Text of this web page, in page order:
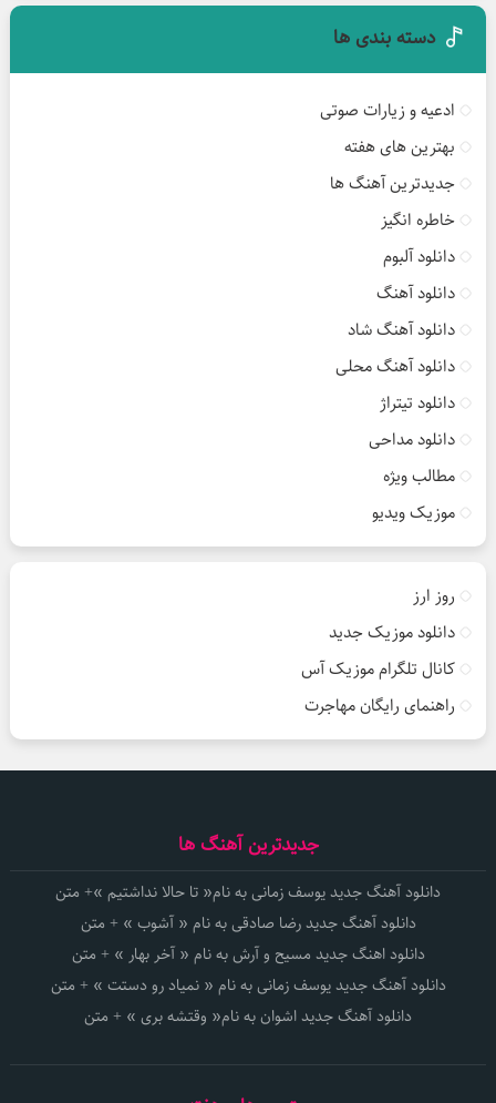
دسته بندی ها
ادعیه و زیارات صوتی
بهترین های هفته
جدیدترین آهنگ ها
خاطره انگیز
دانلود آلبوم
دانلود آهنگ
دانلود آهنگ شاد
دانلود آهنگ محلی
دانلود تیتراژ
دانلود مداحی
مطالب ویژه
موزیک ویدیو
روز ارز
دانلود موزیک جدید
کانال تلگرام موزیک آس
راهنمای رایگان مهاجرت
جدیدترین آهنگ ها
دانلود آهنگ جدید یوسف زمانی به نام« تا حالا نداشتیم »+ متن
دانلود آهنگ جدید رضا صادقی به نام « آشوب » + متن
دانلود اهنگ جدید مسیح و آرش به نام « آخر بهار » + متن
دانلود آهنگ جدید یوسف زمانی به نام « نمیاد رو دستت » + متن
دانلود آهنگ جدید اشوان به نام« وقتشه بری » + متن